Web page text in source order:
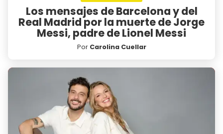
Los mensajes de Barcelona y del
Real Madrid por la muerte de Jorge
Messi, padre de Lionel Messi
Por Carolina Cuellar